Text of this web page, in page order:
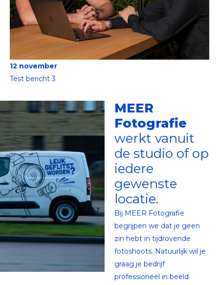
12 november
Test bericht 3
MEER
Fotografie
werkt vanuit
de studio of op
iedere
gewenste
locatie.
Bij MEER Fotografie
begrijpen we dat je geen
zin hebt in tijdrovende
fotoshoots. Natuurlijk wil je
graag je bedrijf
professioneel in beeld